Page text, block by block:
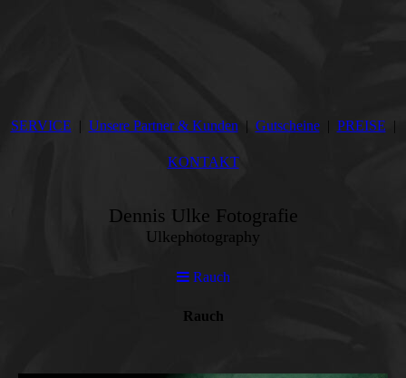
SERVICE Unsere Partner & Kunden Gutscheine PREISE
KONTAKT
Dennis Ulke Fotografie
Ulkephotography
Rauch
Rauch